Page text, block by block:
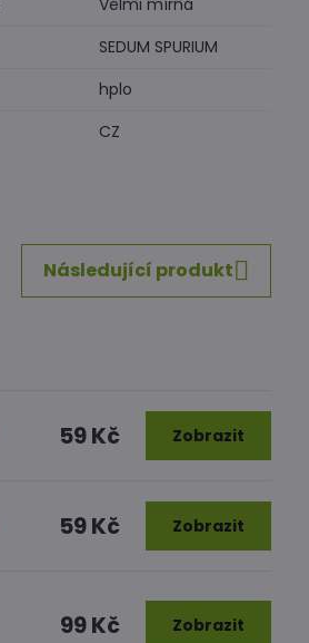
Velmi mírná
SEDUM SPURIUM
hplo
CZ
Následující produkt
59 Kč Zobrazit
59 Kč Zobrazit
99 Kč Zobrazit